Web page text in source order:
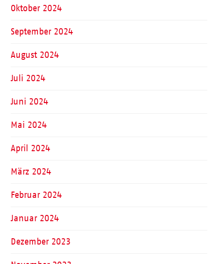
Oktober 2024
September 2024
August 2024
Juli 2024
Juni 2024
Mai 2024
April 2024
März 2024
Februar 2024
Januar 2024
Dezember 2023